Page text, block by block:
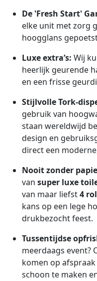
De 'Fresh Start'
elke unit met zorg
hoogglans
Luxe extra’s: Wij
heerlijk geurende
en een frisse
Stijlvolle Tork-
gebruik van
staan wereldwijd
design en
direct een
Nooit zonder
van super luxe
van maar liefst4
kans op een lege
drukbezocht feest.
Tussentijdse
meerdaags event?
komen op
schoon te maken